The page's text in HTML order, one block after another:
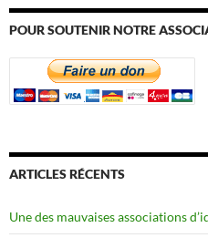
POUR SOUTENIR NOTRE
ARTICLES RÉCENTS
Une des mauvaises associations